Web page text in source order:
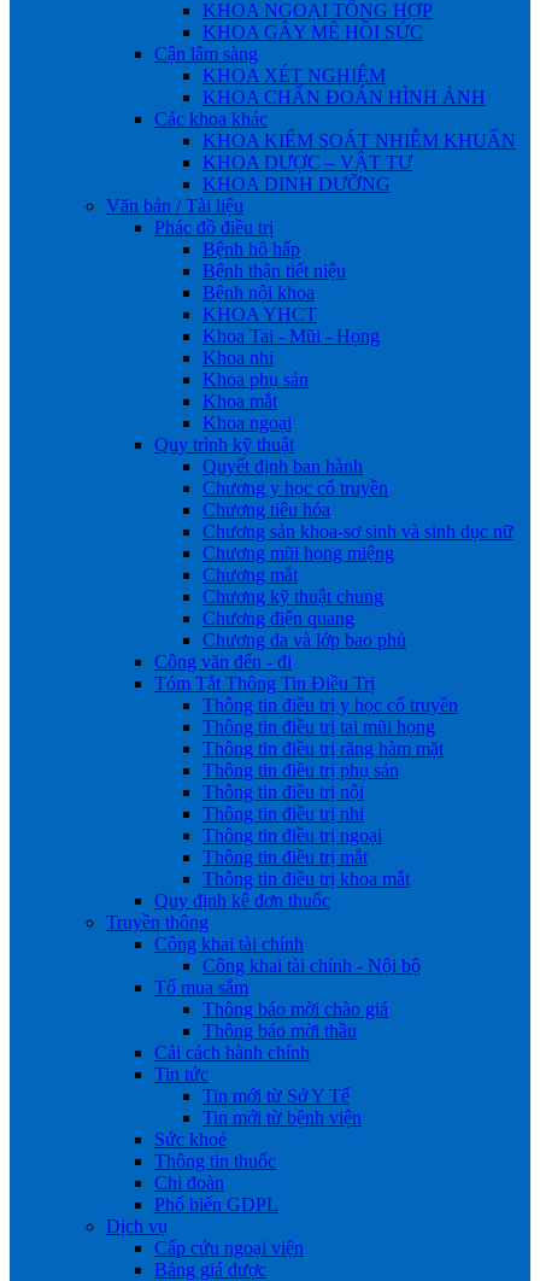
KHOA NGOẠI TỔNG HỢP
KHOA GÂY MÊ HỒI SỨC
Cận lâm sàng
KHOA XÉT NGHIỆM
KHOA CHẨN ĐOÁN HÌNH ẢNH
Các khoa khác
KHOA KIỂM SOÁT NHIỄM KHUẨN
KHOA DƯỢC – VẬT TƯ
KHOA DINH DƯỠNG
Văn bản / Tài liệu
Phác đồ điều trị
Bệnh hô hấp
Bệnh thận tiết niệu
Bệnh nội khoa
KHOA YHCT
Khoa Tai - Mũi - Họng
Khoa nhi
Khoa phụ sản
Khoa mắt
Khoa ngoại
Quy trình kỹ thuật
Quyết định ban hành
Chương y học cổ truyền
Chương tiêu hóa
Chương sản khoa-sơ sinh và sinh dục nữ
Chương mũi họng miệng
Chương mắt
Chương kỹ thuật chung
Chương điện quang
Chương da và lớp bao phủ
Công văn đến - đi
Tóm Tắt Thông Tin Điều Trị
Thông tin điều trị y học cổ truyền
Thông tin điều trị tai mũi họng
Thông tin điều trị răng hàm mặt
Thông tin điều trị phụ sản
Thông tin điều trị nội
Thông tin điều trị nhi
Thông tin điều trị ngoại
Thông tin điều trị mắt
Thông tin điều trị khoa mắt
Quy định kê đơn thuốc
Truyền thông
Công khai tài chính
Công khai tài chính - Nội bộ
Tổ mua sắm
Thông báo mời chào giá
Thông báo mời thầu
Cải cách hành chính
Tin tức
Tin mới từ Sở Y Tế
Tin mới từ bệnh viện
Sức khoẻ
Thông tin thuốc
Chi đoàn
Phổ biến GDPL
Dịch vụ
Cấp cứu ngoại viện
Bảng giá dược